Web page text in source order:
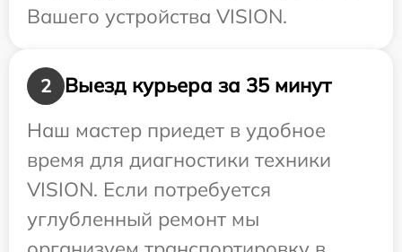
Вашего устройства VISION.
2
Выезд курьера за 35 минут
Наш мастер приедет в удобное
время для диагностики техники
VISION. Если потребуется
углубленный ремонт мы